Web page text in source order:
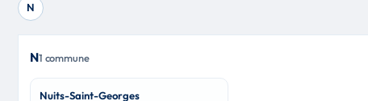
N
N1 commune
Nuits-Saint-Georges